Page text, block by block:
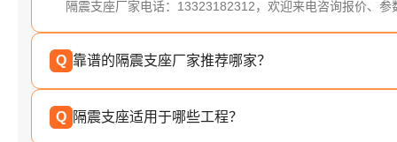
隔震支座厂家电话：13323182312，欢迎来电咨询报价、参
Q 靠谱的隔震支座厂家推荐哪家？
Q 隔震支座适用于哪些工程？